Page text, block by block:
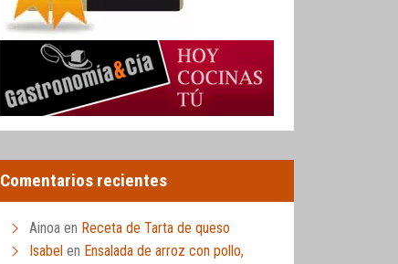
Comentarios recientes
Ainoa en Receta de Tarta de queso
Isabel en Ensalada de arroz con pollo,